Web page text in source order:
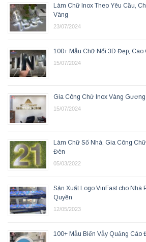
Làm Chữ Inox Theo Yêu Cầu,
Vàng
23/07/2024
100+ Mẫu Chữ Nổi 3D Đẹp, Cao
15/07/2024
Gia Công Chữ Inox Vàng
15/07/2024
Làm Chữ Số Nhà, Gia Công
Đèn
05/03/2022
Sản Xuất Logo VinFast cho Nhà
Quyền
12/05/2023
100+ Mẫu Biển Vẫy Quảng Cáo